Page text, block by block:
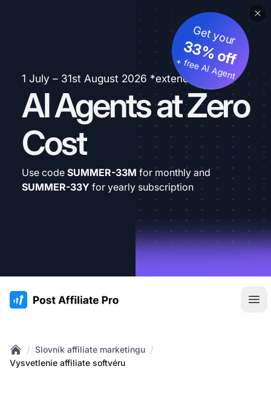
1 July – 31st August 2026 *extended
AI Agents at Zero
Cost
Get your
33% off
+ free AI Agent
Use code SUMMER-33M for monthly and
SUMMER-33Y for yearly subscription
:site.title
Home
/ Slovník affiliate marketingu /
Vysvetlenie affiliate softvéru